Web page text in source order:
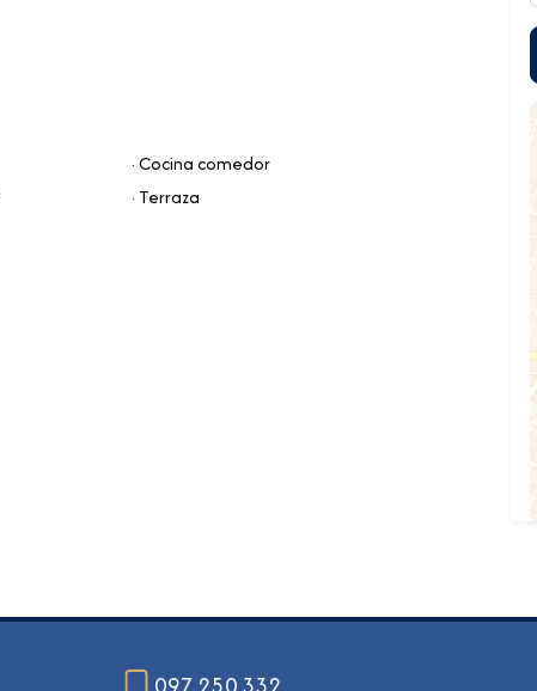
· Cocina comedor
· Terraza